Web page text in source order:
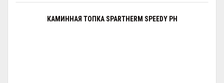
КАМИННАЯ ТОПКА SPARTHERM SPEEDY PH